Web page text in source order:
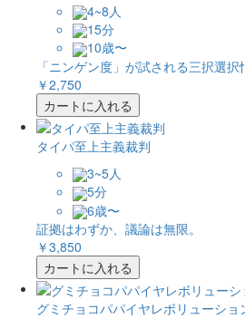
4~8人
15分
10歳〜
「ニンゲン度」が試される三択選択
￥2,750
カートに入れる
タイパ至上主義裁判
3~5人
5分
6歳〜
証拠はわずか、議論は無限。
￥3,850
カートに入れる
グミチョコパパイヤレボリューショ